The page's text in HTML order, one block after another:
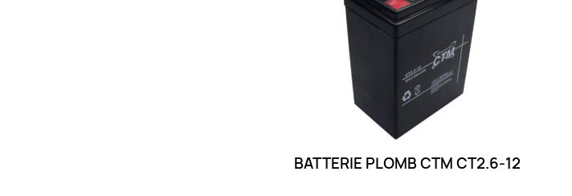
BATTERIE PLOMB CTM CT2.6-12